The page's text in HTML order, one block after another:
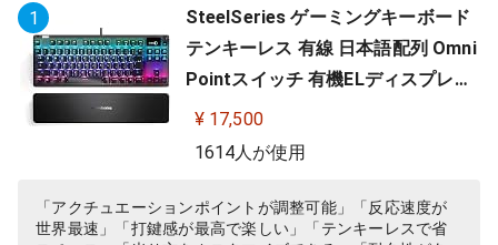
1
SteelSeries ゲーミングキーボード
テンキーレス 有線 日本語配列 Omni
Pointスイッチ 有機ELディスプレイ
搭載 Apex Pro TKL JP 64737
¥ 17,500
1614人が使用
「アクチュエーションポイントが調整可能」「反応速度が
世界最速」「打鍵感が最高で楽しい」「テンキーレスで省